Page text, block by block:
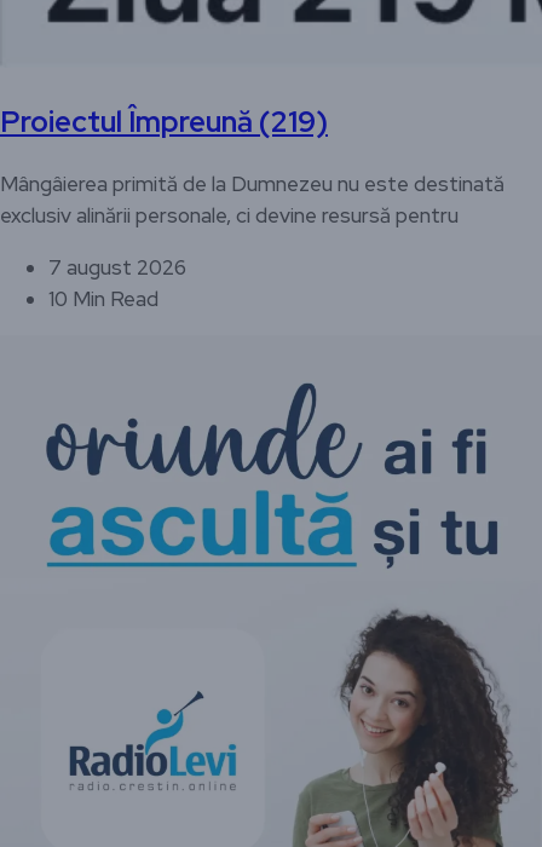
Proiectul Împreună (219)
Mângâierea primită de la Dumnezeu nu este destinată
exclusiv alinării personale, ci devine resursă pentru
7 august 2026
10 Min Read